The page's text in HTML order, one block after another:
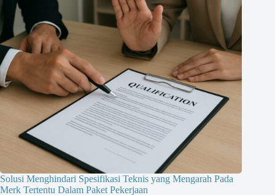
Solusi Menghindari Spesifikasi Teknis yang Mengarah Pada
Merk Tertentu Dalam Paket Pekerjaan